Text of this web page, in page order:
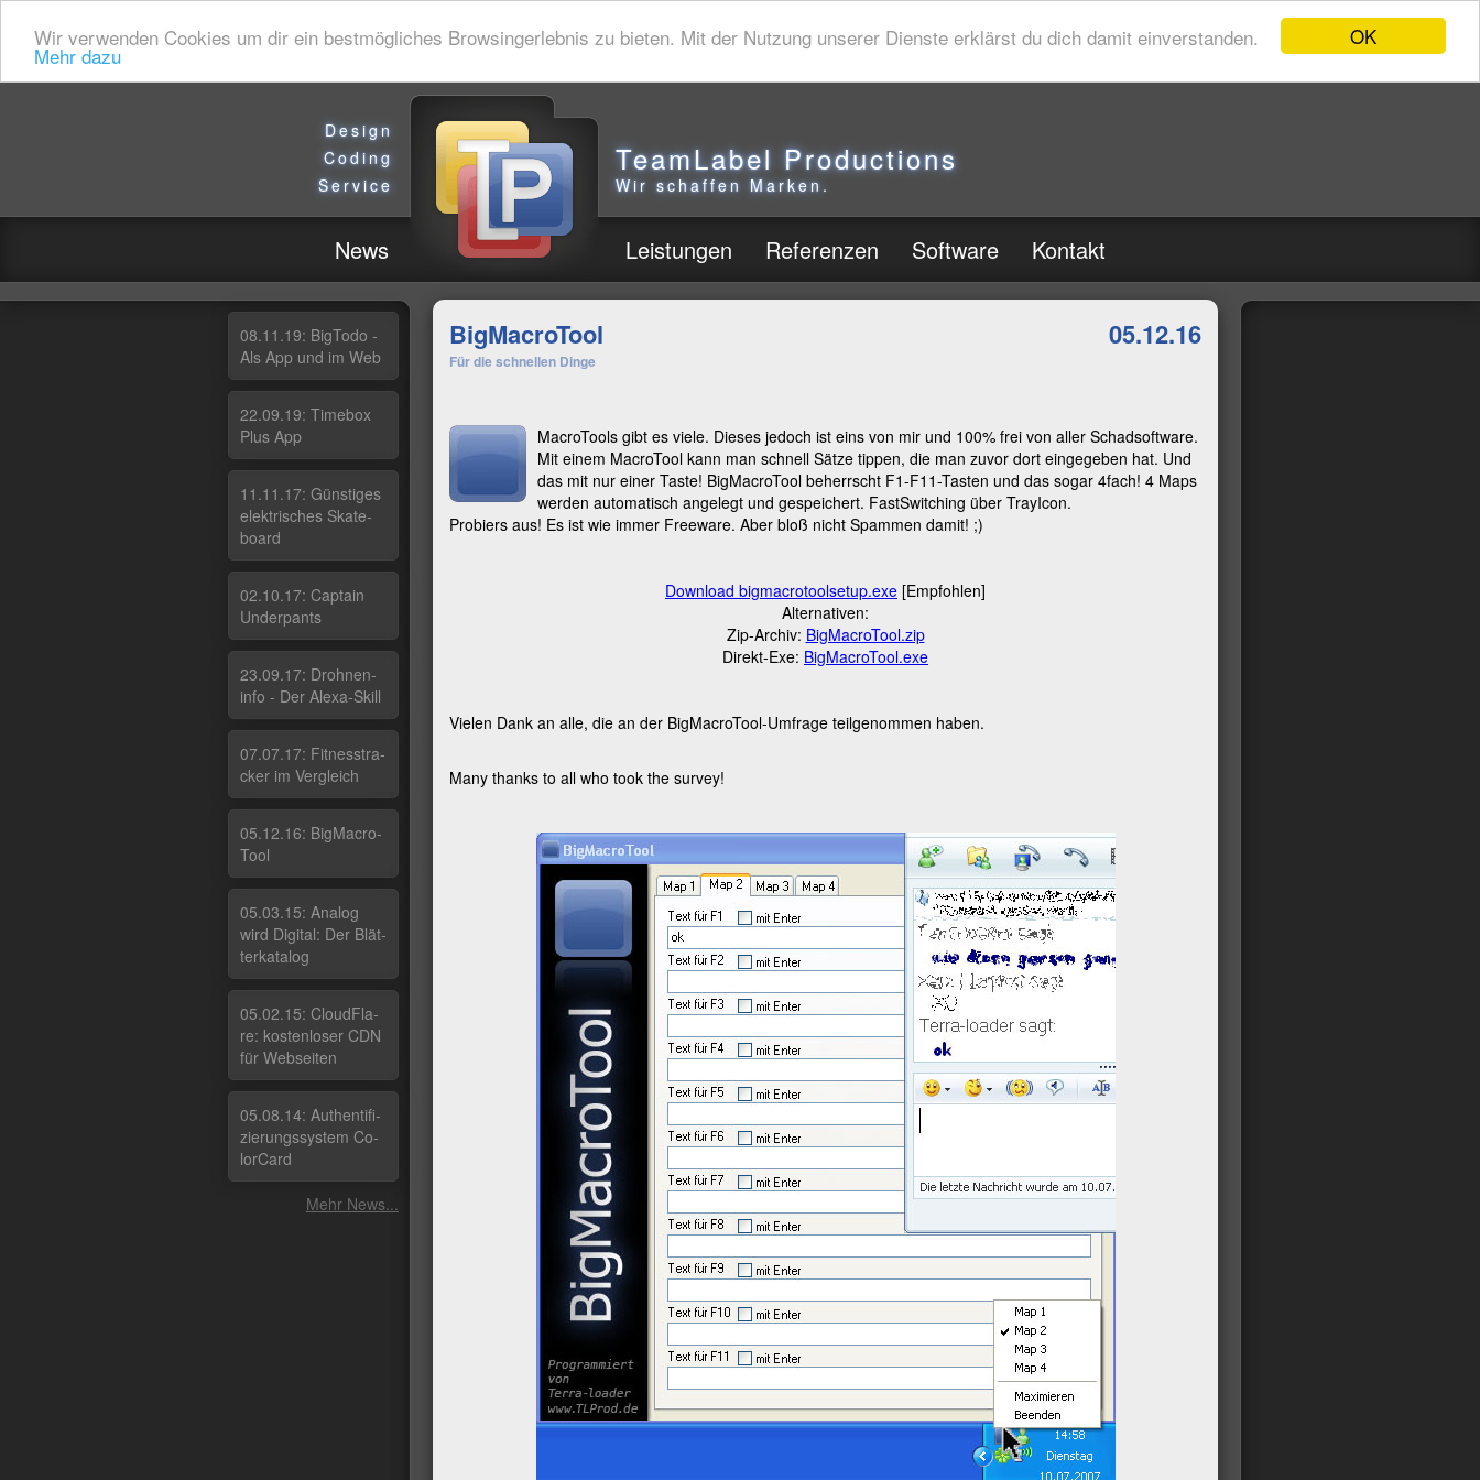
OK
Wir verwenden Cookies um dir ein bestmögliches Browsingerlebnis zu bieten. Mit der Nutzung unserer Dienste erklärst du dich damit einverstanden.
Mehr dazu
Design
Coding
Service
TeamLabel Productions
Wir schaffen Marken.
News Leistungen Referenzen Software Kontakt
08.11.19: Big­To­do -
Als App und im Web
22.09.19: Ti­me­box
Plus App
11.11.17: Güns­ti­ges
elek­tri­sches Ska­te­
board
02.10.17: Cap­tain
Un­der­pants
23.09.17: Droh­nen­
in­fo - Der Ale­xa-Skill
07.07.17: Fit­nes­stra­
cker im Ver­g­leich
05.12.16: Big­Macro­
Tool
05.03.15: Ana­log
wird Di­gi­tal: Der Blät­
ter­ka­ta­log
05.02.15: Cloud­Fla­
re: kos­ten­lo­ser CDN
für Web­sei­ten
05.08.14: Au­then­ti­fi­
zie­rungs­sys­tem Co­
lor­Card
Mehr News...
05.12.16
BigMacroTool
Für die schnellen Dinge
MacroTools gibt es viele. Dieses jedoch ist eins von mir und 100% frei von aller Schadsoftware.
Mit einem MacroTool kann man schnell Sätze tippen, die man zuvor dort eingegeben hat. Und
das mit nur einer Taste! BigMacroTool beherrscht F1-F11-Tasten und das sogar 4fach! 4 Maps
werden automatisch angelegt und gespeichert. FastSwitching über TrayIcon.
Probiers aus! Es ist wie immer Freeware. Aber bloß nicht Spammen damit! ;)
Download bigmacrotoolsetup.exe [Empfohlen]
Alternativen:
Zip-Archiv: BigMacroTool.zip
Direkt-Exe: BigMacroTool.exe
Vielen Dank an alle, die an der BigMacroTool-Umfrage teilgenommen haben.
Many thanks to all who took the survey!